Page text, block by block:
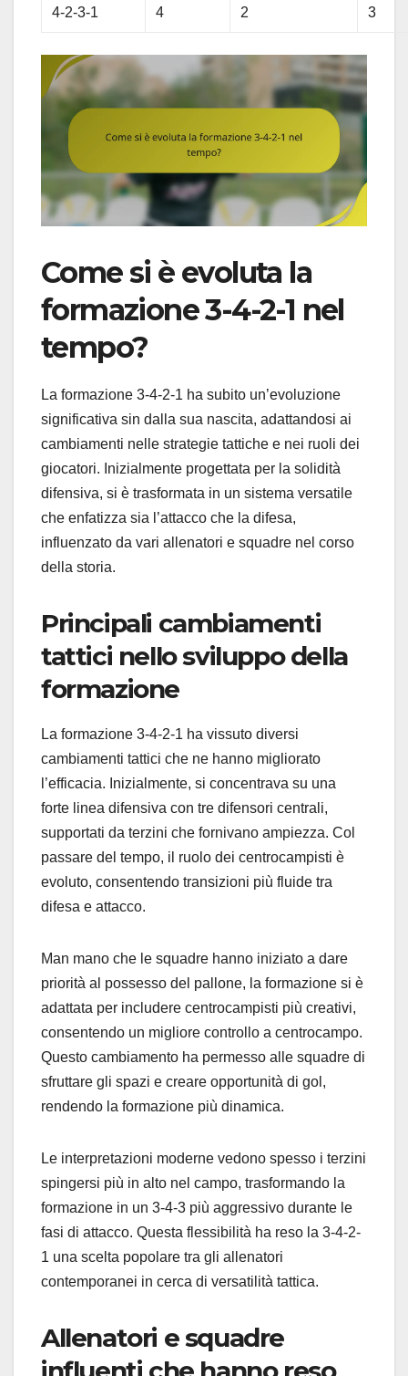
4-2-3-1 4 2 3
Come si è evoluta la
formazione 3-4-2-1 nel
tempo?
La formazione 3-4-2-1 ha subito un’evoluzione
significativa sin dalla sua nascita, adattandosi ai
cambiamenti nelle strategie tattiche e nei ruoli dei
giocatori. Inizialmente progettata per la solidità
difensiva, si è trasformata in un sistema versatile
che enfatizza sia l’attacco che la difesa,
influenzato da vari allenatori e squadre nel corso
della storia.
Principali cambiamenti
tattici nello sviluppo della
formazione
La formazione 3-4-2-1 ha vissuto diversi
cambiamenti tattici che ne hanno migliorato
l’efficacia. Inizialmente, si concentrava su una
forte linea difensiva con tre difensori centrali,
supportati da terzini che fornivano ampiezza. Col
passare del tempo, il ruolo dei centrocampisti è
evoluto, consentendo transizioni più fluide tra
difesa e attacco.
Man mano che le squadre hanno iniziato a dare
priorità al possesso del pallone, la formazione si è
adattata per includere centrocampisti più creativi,
consentendo un migliore controllo a centrocampo.
Questo cambiamento ha permesso alle squadre di
sfruttare gli spazi e creare opportunità di gol,
rendendo la formazione più dinamica.
Le interpretazioni moderne vedono spesso i terzini
spingersi più in alto nel campo, trasformando la
formazione in un 3-4-3 più aggressivo durante le
fasi di attacco. Questa flessibilità ha reso la 3-4-2-
1 una scelta popolare tra gli allenatori
contemporanei in cerca di versatilità tattica.
Allenatori e squadre